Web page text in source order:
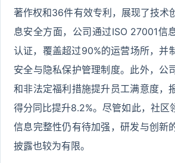
著作权和36件有效专利，展现了技术
息安全方面，公司通过ISO 27001信
认证，覆盖超过90%的运营场所，并
安全与隐私保护管理制度。此外，公
和非法定福利措施提升员工满意度，
得分同比提升8.2%。尽管如此，社区
信息完整性仍有待加强，研发与创新
披露也较为有限。